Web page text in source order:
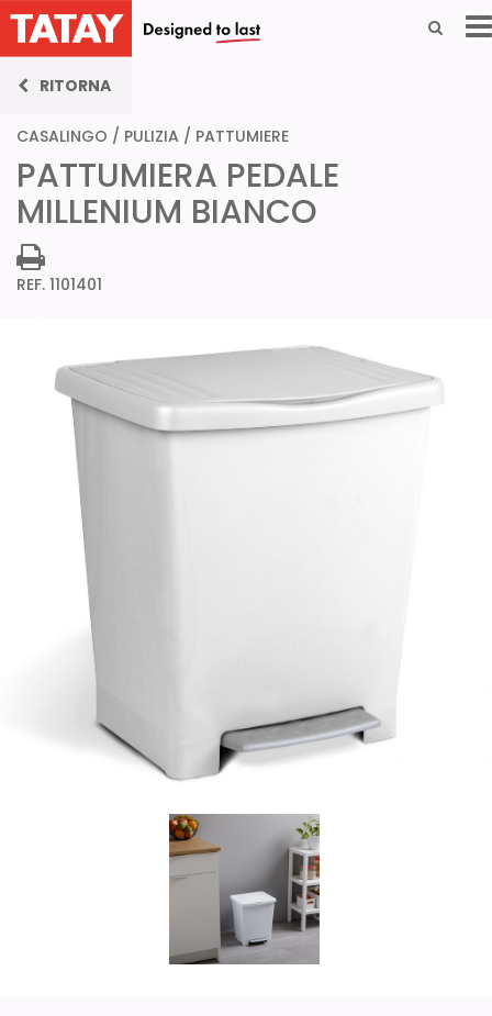
RITORNA
CASALINGO / PULIZIA / PATTUMIERE
PATTUMIERA PEDALE
MILLENIUM BIANCO
REF. 1101401